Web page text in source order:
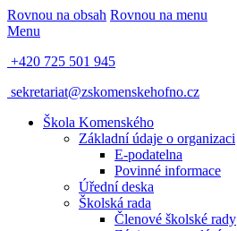
Rovnou na obsah Rovnou na menu
Menu
+420 725 501 945
sekretariat@zskomenskehofno.cz
Škola Komenského
Základní údaje o organizaci
E-podatelna
Povinné informace
Úřední deska
Školská rada
Členové školské rady